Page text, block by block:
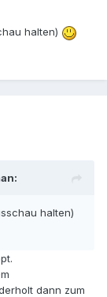
halten)
halten)
dann zum